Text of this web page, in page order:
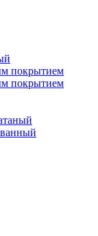
покрытием
покрытием